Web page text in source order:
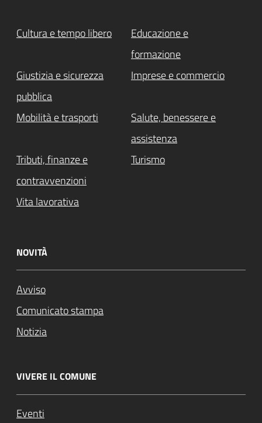
Cultura e tempo libero
Educazione e
formazione
Giustizia e sicurezza
pubblica
Imprese e commercio
Mobilità e trasporti
Salute, benessere e
assistenza
Tributi, finanze e
contravvenzioni
Turismo
Vita lavorativa
NOVITÀ
Avviso
Comunicato stampa
Notizia
VIVERE IL COMUNE
Eventi